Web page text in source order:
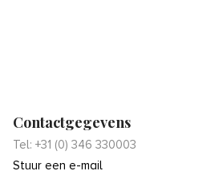
Contactgegevens
Tel: +31 (0) 346 330003
Stuur een e-mail